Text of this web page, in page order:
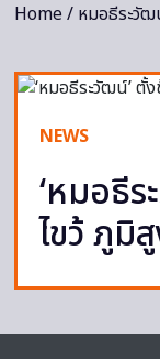
Home/ หมอธีระวั
NEWS
‘หมอธี
ไขว้ ภูมิ